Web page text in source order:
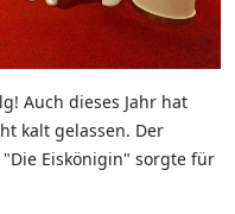
Auch dieses Jahr hat
kalt gelassen. Der
Eiskönigin" sorgte für